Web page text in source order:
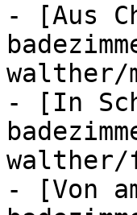
- [Aus
walther/
- [In
walther/
- [Von